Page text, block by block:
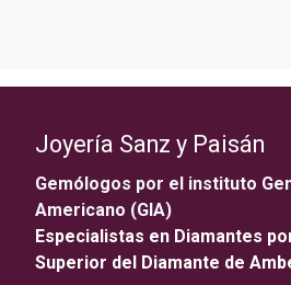
Joyería Sanz y Paisán
Gemólogos por el instituto
Americano (GIA)
Especialistas en Diamantes
Superior del Diamante de